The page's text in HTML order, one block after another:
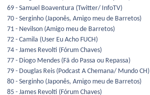
69 - Samuel Boaventura (Twitter/ InfoTV)
70 - Serginho (Japonês, Amigo meu de Barretos)
71 - Nevilson (Amigo meu de Barretos)
72 - Camila (User Eu Acho FUCH)
74 - James Revolti (Fórum Chaves)
77 - Diogo Mendes (Fã do Passa ou Repassa)
79 - Douglas Reis (Podcast A Chemana/ Mundo CH)
80 - Serginho (Japonês, Amigo meu de Barretos)
85 - James Revolti (Fórum Chaves)